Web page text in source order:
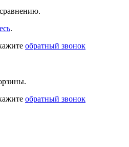
.
обратный звонок
обратный звонок